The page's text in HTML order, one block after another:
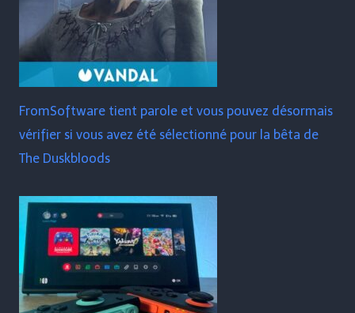
FromSoftware tient parole et vous pouvez désormais
vérifier si vous avez été sélectionné pour la bêta de
The Duskbloods